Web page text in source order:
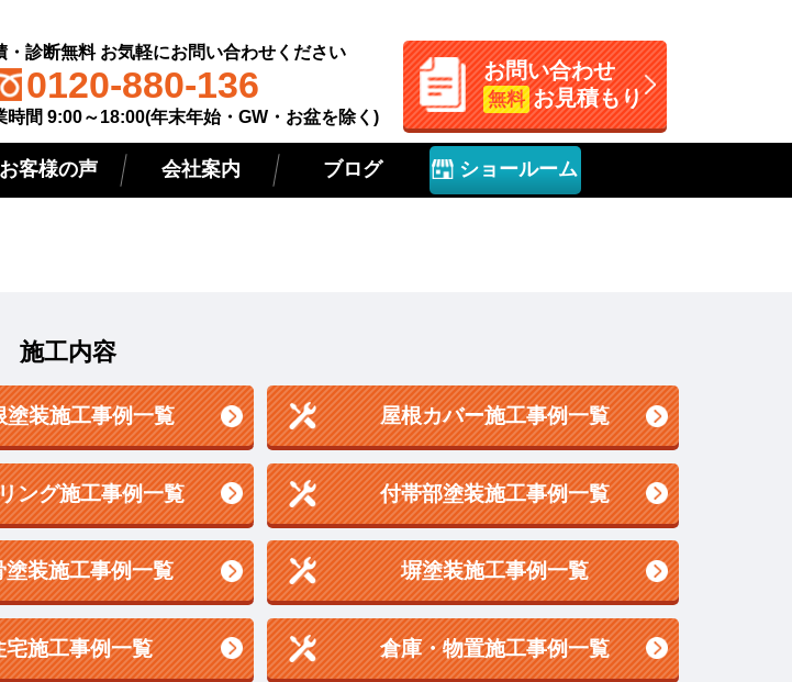
・診断無料 お気軽にお問い合わせください
0120-880-136
時間 9:00～18:00(年末年始・GW・お盆を除く)
お問い合わせ
無料 お見積もり
お客様の声 会社案内 ブログ ショールーム
施工内容
塗装施工事例一覧 屋根カバー施工事例一覧
ング施工事例一覧 付帯部塗装施工事例一覧
塗装施工事例一覧 塀塗装施工事例一覧
宅施工事例一覧 倉庫・物置施工事例一覧